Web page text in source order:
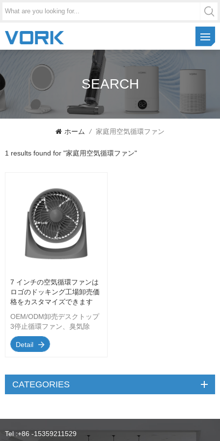
SEARCH
ホーム / 家庭用空気循環ファン
1 results found for "家庭用空気循環ファン"
7 インチの空気循環ファンは
ロゴのドッキング工場卸売価
格をカスタマイズできます
OEM/ODM卸売デスクトップ
3停止循環ファン、臭気除
去、空気浄化、浴室除湿、空
気調整など
Detail
CATEGORIES
Tel :+86 -15359211529